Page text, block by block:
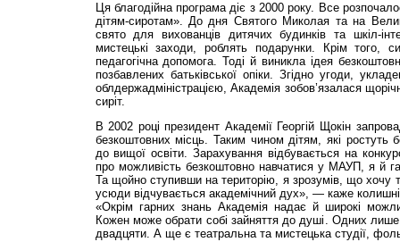
Ця благодійна програма діє з 2000 року. Все
дітям-сиротам». До дня Святого Миколая та на
свято для вихованців дитячих будинків та шкіл-
мистецькі заходи, роблять подарунки. Крім того,
педагогічна допомога. Тоді й виникла ідея
позбавлених батьківської опіки. Згідно угоди,
облдержадміністрацією, Академія зобов’язалася
сиріт.
В 2002 році президент Академії Георгій Щокін
безкоштовних місць. Таким чином дітям, які ростуть
до вищої освіти. Зарахування відбувається на
про можливість безкоштовно навчатися у МАУП, я й
Та щойно ступивши на територію, я зрозумів, що хочу
усюди відчувається академічний дух», — каже
«Окрім гарних знань Академія надає й широкі
Кожен може обрати собі зайняття до душі. Одних лише
двадцяти. А ще є театральна та мистецька студії,